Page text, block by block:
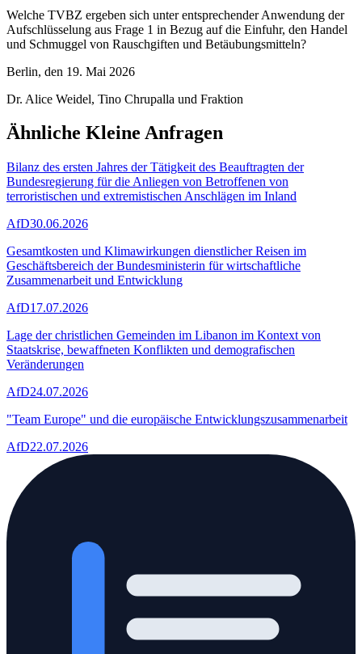
Welche TVBZ ergeben sich unter entsprechender Anwendung der
Aufschlüsselung aus Frage 1 in Bezug auf die Einfuhr, den Handel
und Schmuggel von Rauschgiften und Betäubungsmitteln?
Berlin, den 19. Mai 2026
Dr. Alice Weidel, Tino Chrupalla und Fraktion
Ähnliche Kleine Anfragen
Bilanz des ersten Jahres der Tätigkeit des Beauftragten der
Bundesregierung für die Anliegen von Betroffenen von
terroristischen und extremistischen Anschlägen im Inland
AfD30.06.2026
Gesamtkosten und Klimawirkungen dienstlicher Reisen im
Geschäftsbereich der Bundesministerin für wirtschaftliche
Zusammenarbeit und Entwicklung
AfD17.07.2026
Lage der christlichen Gemeinden im Libanon im Kontext von
Staatskrise, bewaffneten Konflikten und demografischen
Veränderungen
AfD24.07.2026
"Team Europe" und die europäische Entwicklungszusammenarbeit
AfD22.07.2026